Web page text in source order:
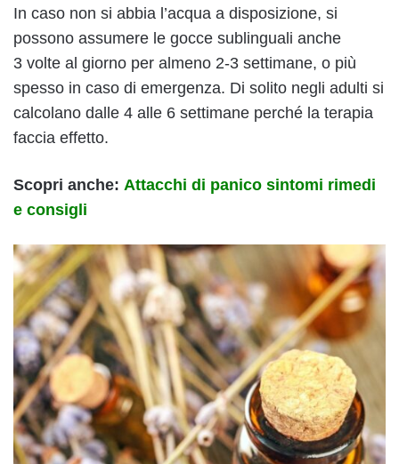
In caso non si abbia l’acqua a disposizione, si
possono assumere le gocce sublinguali anche
3 volte al giorno per almeno 2-3 settimane, o più
spesso in caso di emergenza. Di solito negli adulti si
calcolano dalle 4 alle 6 settimane perché la terapia
faccia effetto.
Scopri anche: Attacchi di panico sintomi rimedi
e consigli